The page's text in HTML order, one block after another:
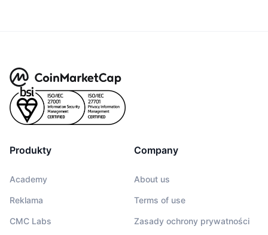
Produkty
Academy
Reklama
CMC Labs
Company
About us
Terms of use
Zasady ochrony prywatności